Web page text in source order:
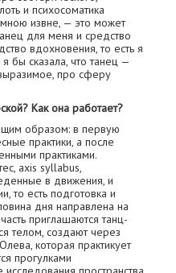
и психосоматика
извне, — это может
для меня и средство
вдохновения, то есть я
бы сказала, что танец —
про сферу
Как она работает?
образом: в первую
практики, а после
практиками.
axis syllabus,
в движения, и
то есть подготовка и
дня направлена на
приглашаются танц-
телом, создают через
которая практикует
прогулками